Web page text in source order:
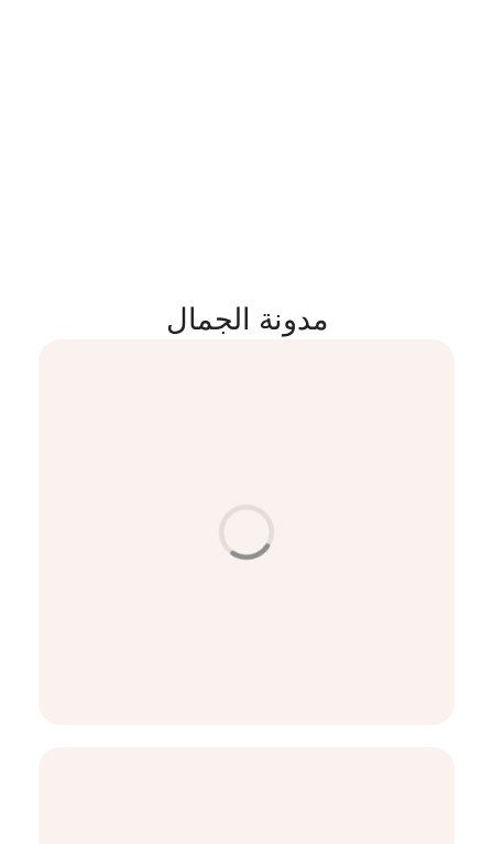
مدونة الجمال